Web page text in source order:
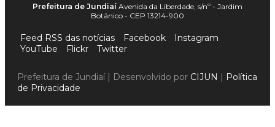
Prefeitura de Jundiaí Avenida da Liberdade, s/nº - Jardim
Botânico - CEP 13214-900
Feed RSS das notícias Facebook
Instagram
YouTube
Flickr Twitter
Prefeitura de Jundiaí | Desenvolvido por CIJUN | Política
de Privacidade